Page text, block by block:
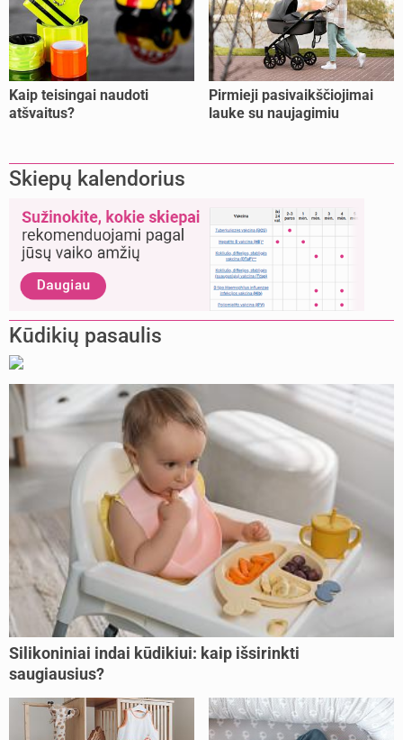
Kaip teisingai naudoti
atšvaitus?
Pirmieji pasivaikščiojimai
lauke su naujagimiu
Skiepų kalendorius
Kūdikių pasaulis
Silikoniniai indai kūdikiui: kaip išsirinkti
saugiausius?